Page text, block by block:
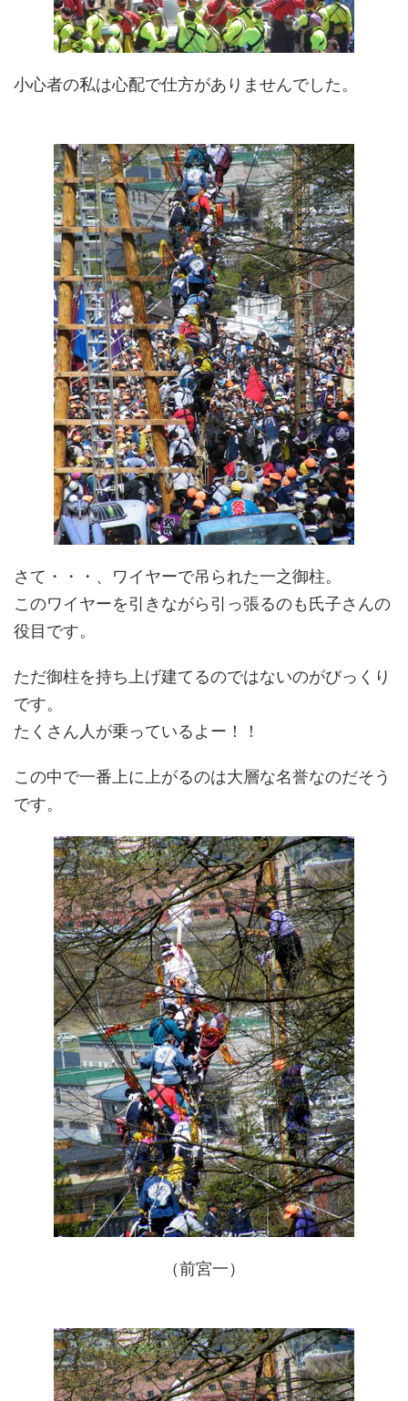
小心者の私は心配で仕方がありませんでした。
さて・・・、ワイヤーで吊られた一之御柱。
このワイヤーを引きながら引っ張るのも氏子さんの
役目です。
ただ御柱を持ち上げ建てるのではないのがびっくり
です。
たくさん人が乗っているよー！！
この中で一番上に上がるのは大層な名誉なのだそう
です。
（前宮一）